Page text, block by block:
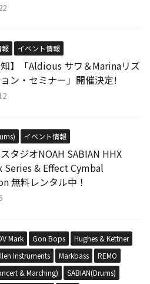
報 イベント情報
知】「Aldious サワ＆Marinaリズ
ン・セミナー」開催決定!
イベント情報
タジオNOAH SABIAN HHX
Series & Effect Cymbal
無料レンタル中！
Mark Gon Bops
Hughes & Kettner
Instruments
Markbass
REMO
& Marching)
SABIAN(Drums)